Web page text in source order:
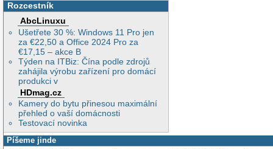
Rozcestník
AbcLinuxu
Ušetřete 30 %: Windows 11 Pro jen
za €22,50 a Office 2024 Pro za
€17,15 – akce B
Týden na ITBiz: Čína podle zdrojů
zahájila výrobu zařízení pro domácí
produkci v
HDmag.cz
Kamery do bytu přinesou maximální
přehled o vaší domácnosti
Testovací novinka
Píšeme jinde